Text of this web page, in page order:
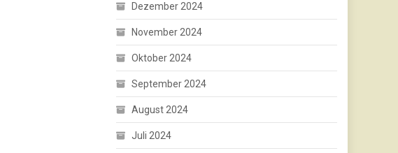
Dezember 2024
November 2024
Oktober 2024
September 2024
August 2024
Juli 2024